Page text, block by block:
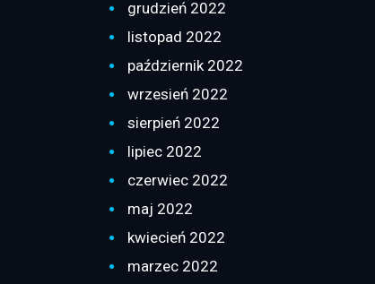
grudzień 2022
listopad 2022
październik 2022
wrzesień 2022
sierpień 2022
lipiec 2022
czerwiec 2022
maj 2022
kwiecień 2022
marzec 2022